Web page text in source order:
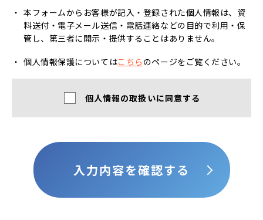
本フォームからお客様が記入・登録された個人情報は、資
料送付・電子メール送信・ 電話連絡などの目的で利用・保
管し、第三者に開示・提供することはありません。
個人情報保護についてはこちら のページをご覧ください。
個人情報の取扱いに同意する
入力内容を確認する